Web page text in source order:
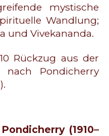
mystische
Wandlung;
und Vivekananda.
Rückzug aus der
Pondicherry
(1910–